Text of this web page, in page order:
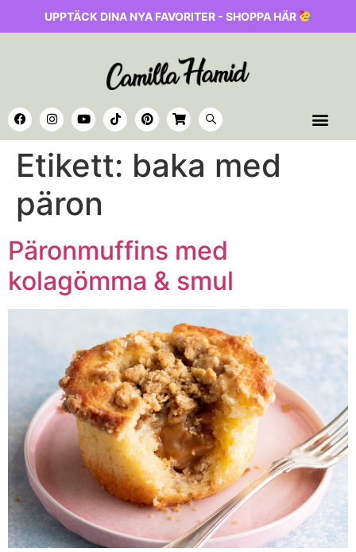
UPPTÄCK DINA NYA FAVORITER - SHOPPA HÄR
Etikett: baka med
päron
Päronmuffins med
kolagömma & smul